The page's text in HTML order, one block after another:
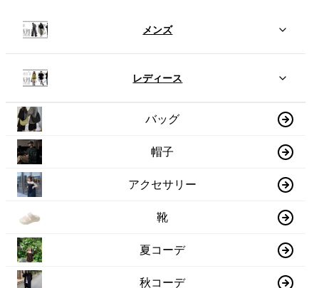
メンズ
レディース
バッグ
帽子
アクセサリー
靴
夏コーデ
秋コーデ